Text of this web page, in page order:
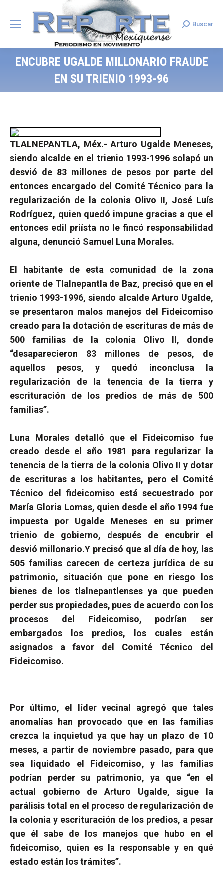
Search:
Buscar
ENCUBRE UGALDE MILLONARIO FRAUDE
EN SU TRIENIO 1993-96
TLALNEPANTLA, Méx.- Arturo Ugalde Meneses,
siendo alcalde en el trienio 1993-1996 solapó un
desvió de 83 millones de pesos por parte del
entonces encargado del Comité Técnico para la
regularización de la colonia Olivo II, José Luís
Rodríguez, quien quedó impune gracias a que el
entonces edil priísta no le fincó responsabilidad
alguna, denunció Samuel Luna Morales.
El habitante de esta comunidad de la zona
oriente de Tlalnepantla de Baz, precisó que en el
trienio 1993-1996, siendo alcalde Arturo Ugalde,
se presentaron malos manejos del Fideicomiso
creado para la dotación de escrituras de más de
500 familias de la colonia Olivo II, donde
“desaparecieron 83 millones de pesos, de
aquellos pesos, y quedó inconclusa la
regularización de la tenencia de la tierra y
escrituración de los predios de más de 500
familias”.
Luna Morales detalló que el Fideicomiso fue
creado desde el año 1981 para regularizar la
tenencia de la tierra de la colonia Olivo II y dotar
de escrituras a los habitantes, pero el Comité
Técnico del fideicomiso está secuestrado por
María Gloria Lomas, quien desde el año 1994 fue
impuesta por Ugalde Meneses en su primer
trienio de gobierno, después de encubrir el
desvió millonario.Y precisó que al día de hoy, las
505 familias carecen de certeza jurídica de su
patrimonio, situación que pone en riesgo los
bienes de los tlalnepantlenses ya que pueden
perder sus propiedades, pues de acuerdo con los
procesos del Fideicomiso, podrían ser
embargados los predios, los cuales están
asignados a favor del Comité Técnico del
Fideicomiso.
Por último, el líder vecinal agregó que tales
anomalías han provocado que en las familias
crezca la inquietud ya que hay un plazo de 10
meses, a partir de noviembre pasado, para que
sea liquidado el Fideicomiso, y las familias
podrían perder su patrimonio, ya que “en el
actual gobierno de Arturo Ugalde, sigue la
parálisis total en el proceso de regularización de
la colonia y escrituración de los predios, a pesar
que él sabe de los manejos que hubo en el
fideicomiso, quien es la responsable y en qué
estado están los trámites”.